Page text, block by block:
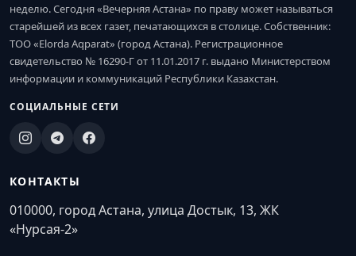
неделю. Сегодня «Вечерняя Астана» по праву может называться
старейшей из всех газет, печатающихся в столице. Собственник:
ТОО «Elorda Aqparat» (город Астана). Регистрационное
свидетельство № 16290-Г от 11.01.2017 г. выдано Министерством
информации и коммуникаций Республики Казахстан.
СОЦИАЛЬНЫЕ СЕТИ
КОНТАКТЫ
010000, город Астана, улица Достык, 13, ЖК
«Нурсая-2»